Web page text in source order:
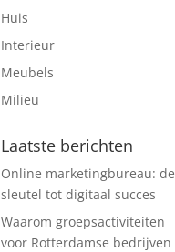
Huis
Interieur
Meubels
Milieu
Laatste berichten
Online marketingbureau: de
sleutel tot digitaal succes
Waarom groepsactiviteiten
voor Rotterdamse bedrijven